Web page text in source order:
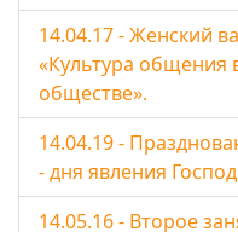
14.04.17 - Женский
«Культура общения
обществе».
14.04.19 -
- дня явления
14.05.16 - Второе